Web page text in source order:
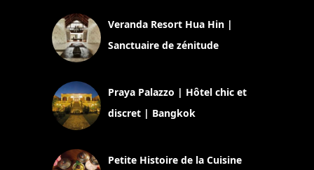
Veranda Resort Hua Hin |
Sanctuaire de zénitude
Praya Palazzo | Hôtel chic et
discret | Bangkok
Petite Histoire de la Cuisine